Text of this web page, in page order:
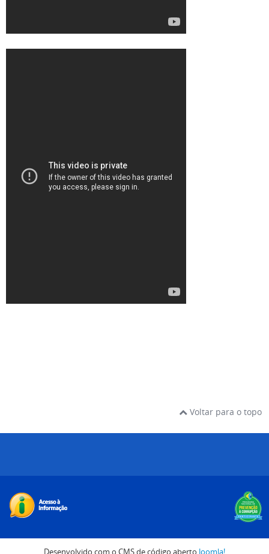
Voltar para o topo
Desenvolvido com o CMS de código aberto Joomla!